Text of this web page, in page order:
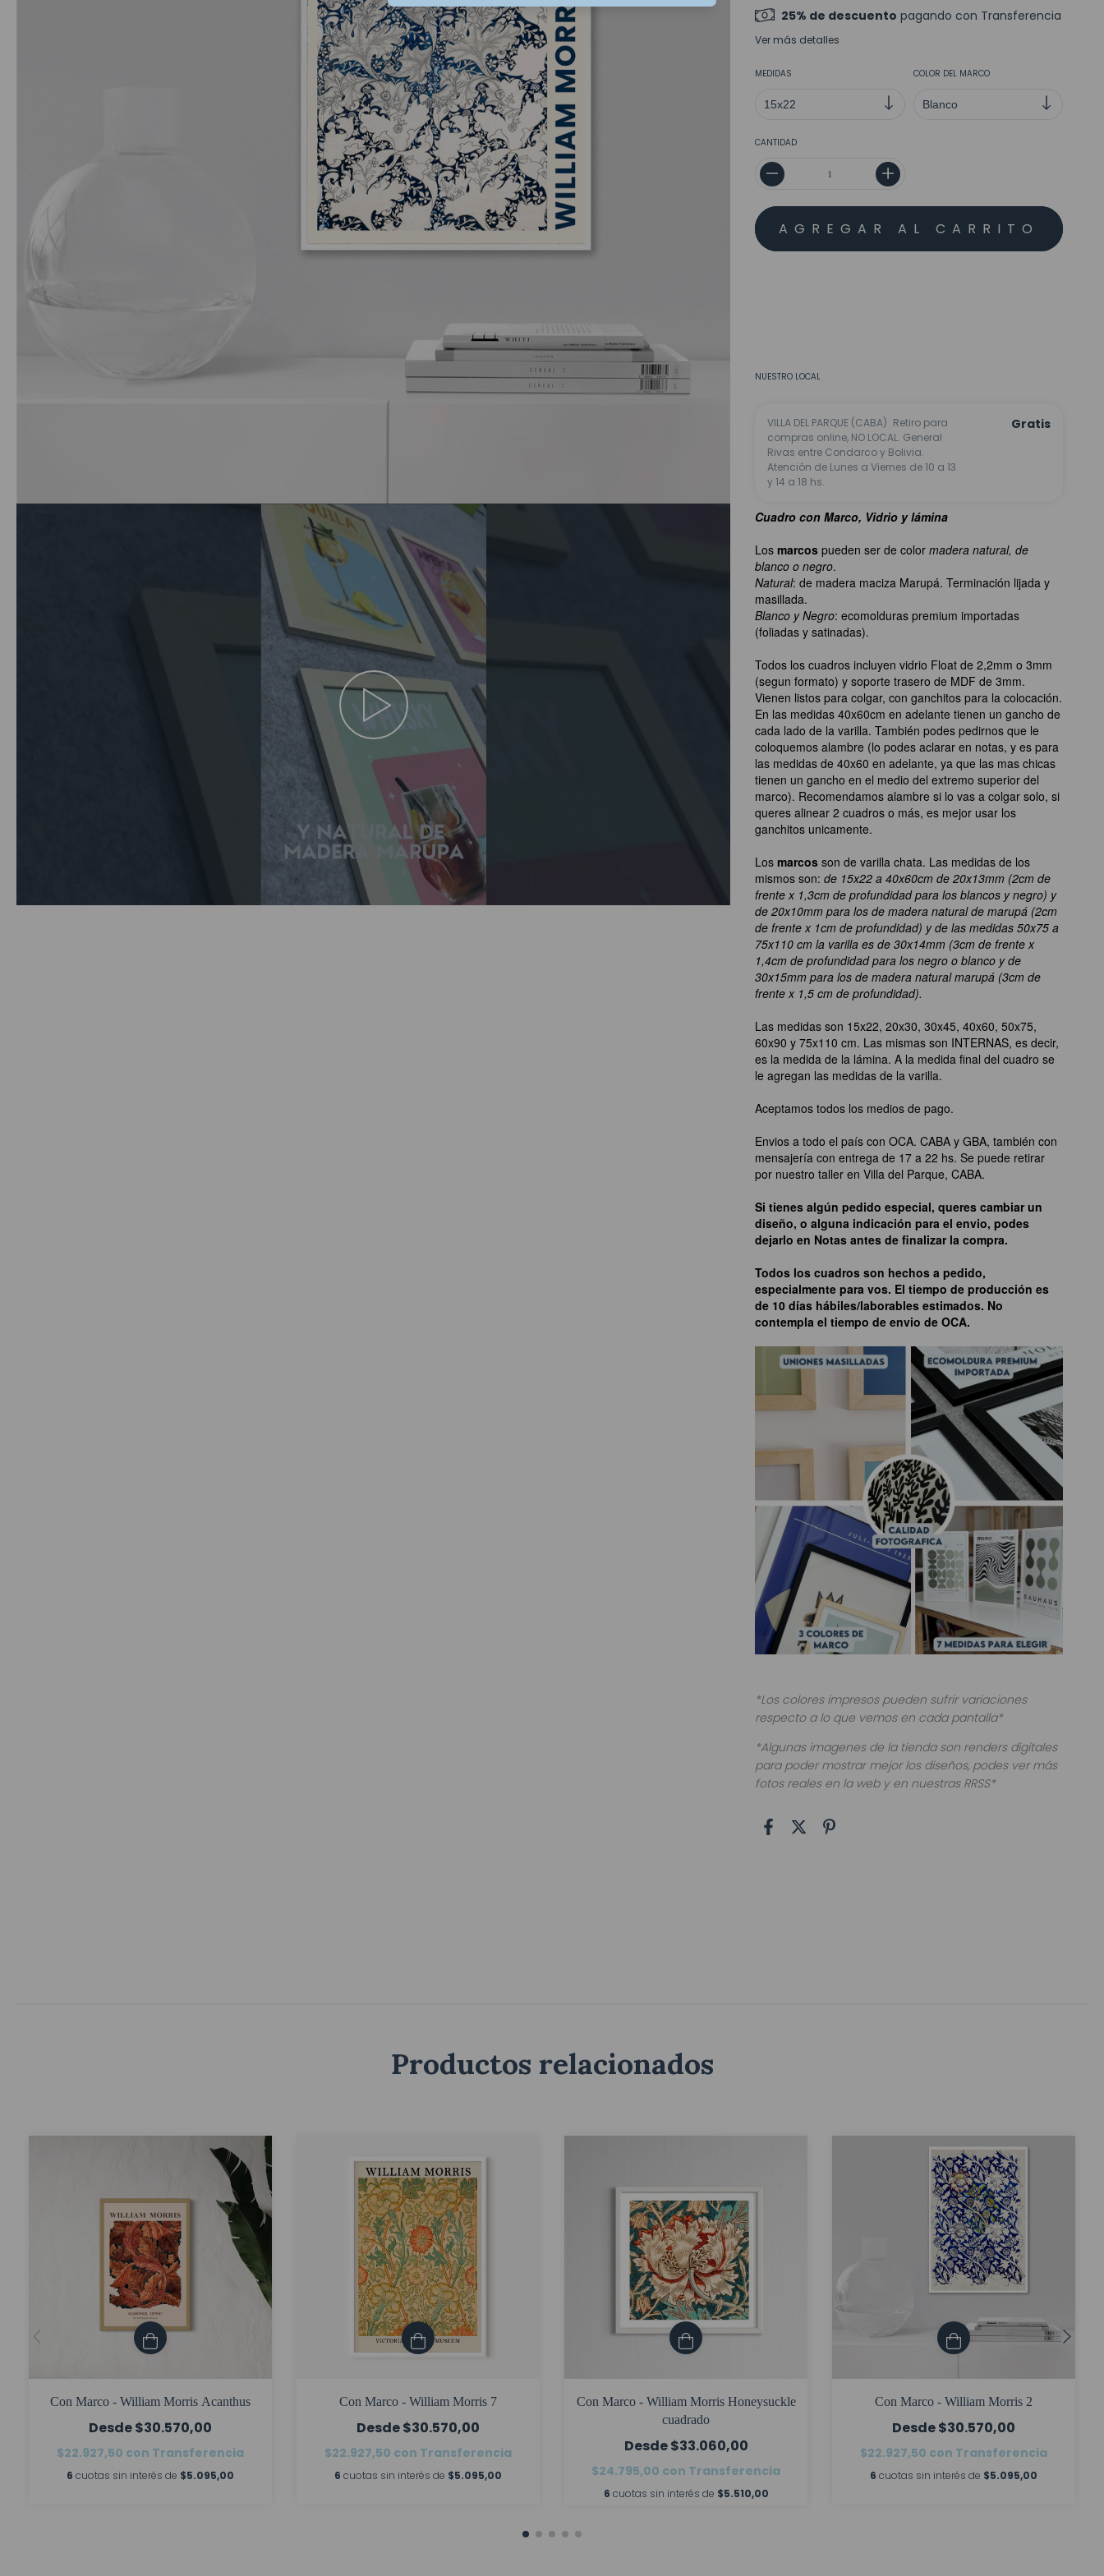
25% de descuento pagando con Transferencia
Ver más detalles
MEDIDAS COLOR DEL MARCO
CANTIDAD
NUESTRO LOCAL
VILLA DEL PARQUE (CABA) Retiro para
compras online, NO LOCAL. General
Rivas entre Condarco y Bolivia.
Atención de Lunes a Viernes de 10 a 13
y 14 a 18 hs.
Gratis
Cuadro con Marco, Vidrio y lámina
Losmarcos pueden ser de colormadera natural, de
blanco o negro.
Natural: de madera maciza Marupá. Terminación lijada y
masillada.
Blanco y Negro: ecomolduras premium importadas
(foliadas y satinadas).
Todos los cuadros incluyen vidrio Float de 2,2mm o 3mm
(segun formato) y soporte trasero de MDF de 3mm.
Vienen listos para colgar, con ganchitos para la colocación.
En las medidas 40x60cm en adelante tienen un gancho de
cada lado de la varilla. También podes pedirnos que le
coloquemos alambre (lo podes aclarar en notas, y es para
las medidas de 40x60 en adelante, ya que las mas chicas
tienen un gancho en el medio del extremo superior del
marco). Recomendamos alambre si lo vas a colgar solo, si
queres alinear 2 cuadros o más, es mejor usar los
ganchitos unicamente.
Losmarcosson de varilla chata. Las medidas de los
mismos son:de 15x22 a 40x60cm de 20x13mm (2cm de
frente x 1,3cm de profundidad para los blancos y negro) y
de 20x10mm para los de madera natural de marupá (2cm
de frente x 1cm de profundidad) y de las medidas 50x75 a
75x110 cm la varilla es de 30x14mm (3cm de frente x
1,4cm de profundidad para los negro o blanco y de
30x15mm para los de madera natural marupá (3cm de
frente x 1,5 cm de profundidad).
Las medidas son 15x22, 20x30, 30x45, 40x60, 50x75,
60x90 y 75x110 cm. Las mismas son INTERNAS, es decir,
es la medida de la lámina. A la medida final del cuadro se
le agregan las medidas de la varilla.
Aceptamos todos los medios de pago.
Envios a todo el país con OCA. CABA y GBA, también con
mensajería con entrega de 17 a 22 hs. Se puede retirar
por nuestro taller en Villa del Parque, CABA.
Si tienes algún pedido especial, queres cambiar un
diseño, o alguna indicación para el envio, podes
dejarlo en Notas antes de finalizar la compra.
Todos los cuadros son hechos a pedido,
especialmente para vos. El tiempo de producción es
de 10 días hábiles/laborables estimados. No
contempla el tiempo de envio de OCA.
*Los colores impresos pueden sufrir variaciones
respecto a lo que vemos en cada pantalla*
*Algunas imagenes de la tienda son renders digitales
para poder mostrar mejor los diseños, podes ver más
fotos reales en la web y en nuestras RRSS*
Productos relacionados
Con Marco - William Morris Acanthus
$30.570,00
$22.927,50 con Transferencia
6 cuotas sin interés de $5.095,00
Con Marco - William Morris 7
$30.570,00
$22.927,50 con Transferencia
6 cuotas sin interés de $5.095,00
Con Marco - William Morris Honeysuckle
cuadrado
$33.060,00
$24.795,00 con Transferencia
6 cuotas sin interés de $5.510,00
Con Marco - William Morris 2
$30.570,00
$22.927,50 con Transferencia
6 cuotas sin interés de $5.095,00